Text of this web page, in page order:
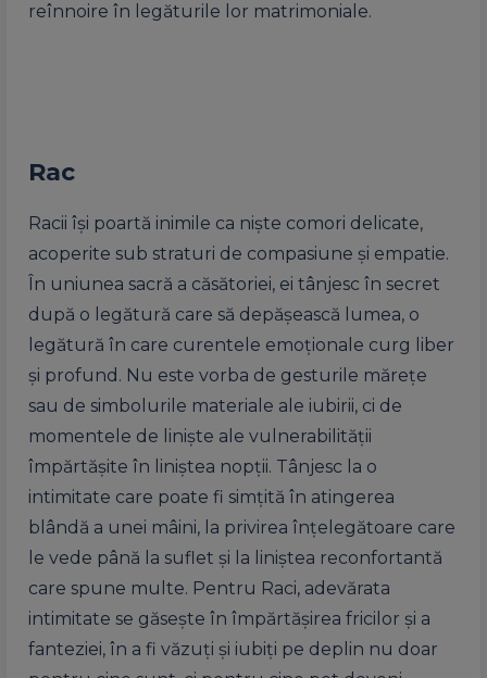
reînnoire în legăturile lor matrimoniale.
Rac
Racii își poartă inimile ca niște comori delicate,
acoperite sub straturi de compasiune și empatie.
În uniunea sacră a căsătoriei, ei tânjesc în secret
după o legătură care să depășească lumea, o
legătură în care curentele emoționale curg liber
și profund. Nu este vorba de gesturile mărețe
sau de simbolurile materiale ale iubirii, ci de
momentele de liniște ale vulnerabilității
împărtășite în liniștea nopții. Tânjesc la o
intimitate care poate fi simțită în atingerea
blândă a unei mâini, la privirea înțelegătoare care
le vede până la suflet și la liniștea reconfortantă
care spune multe. Pentru Raci, adevărata
intimitate se găsește în împărtășirea fricilor și a
fanteziei, în a fi văzuți și iubiți pe deplin nu doar